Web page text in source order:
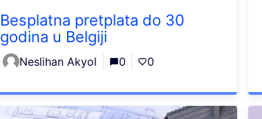
Besplatna pretplata do 30
godina u Belgiji
Neslihan Akyol 0 0